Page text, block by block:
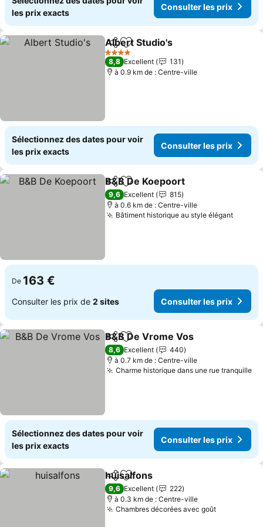
les prix exacts
Consulter les prix
PartagerAjouter à mes favoris
Albert Studio's
4 Étoiles
8,8 Excellent
131
à 0.9 km de : Centre-ville
Sélectionnez des dates pour voir
les prix exacts
Consulter les prix
PartagerAjouter à mes favoris
B&B De Koepoort
9,6 Excellent
815
à 0.6 km de : Centre-ville
Bâtiment historique au style élégant
De 163 €
Consulter les prix de 2 sites Consulter les prix
PartagerAjouter à mes favoris
B&B De Vrome Vos
8,6 Excellent
440
à 0.7 km de : Centre-ville
Charme historique dans une rue tranquille
Sélectionnez des dates pour voir
les prix exacts
Consulter les prix
PartagerAjouter à mes favoris
huisalfons
9,6 Excellent
222
à 0.3 km de : Centre-ville
Chambres décorées avec goûtConsulter